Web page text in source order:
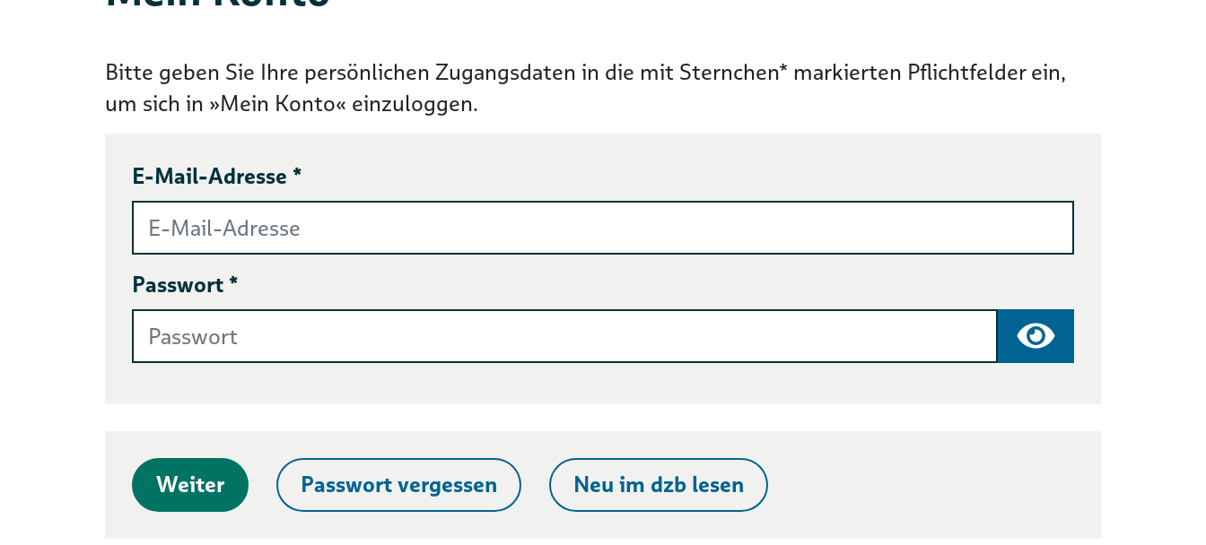
Bitte geben Sie Ihre persönlichen Zugangsdaten in die mit Sternchen* markierten Pflichtfelder ein,
um sich in »Mein Konto« einzuloggen.
E-Mail-Adresse *
Passwort *
Passwort
Weiter Passwort vergessen Neu im dzb lesen